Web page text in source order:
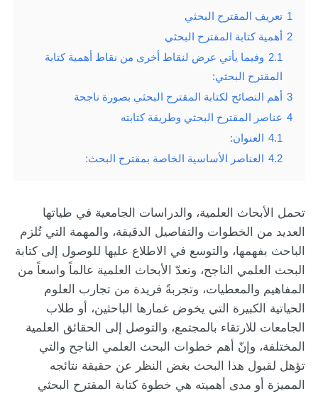
1 تعريف المقترح البحثي
2 أهمية كتابة المقترح البحثي
2.1 وفيما يأتي عرض لنقاط أخرى من نقاط أهمية كتابة
المقترح البحثي:
3 أهم النصائح لكتابة المقترح البحثي بصورة ناجحة
4 عناصر المقترح البحثي وطريقة كتابته
4.1 العنوان:
4.2 العناصر الأساسية الخاصة بمقترح البحث:
تحمل الأبحاث العلمية، والدراسات الجامعية في طياتها
العديد من الخطوات والتفاصيل الدقيقة، والمهمة التي تُلزم
الباحث بفهمها، والتوسع في الاطلاع عليها للوصول إلى كتابة
البحث العلمي الناجح، وتعدّ الأبحاث العلمية عالماً واسعاً من
المفاهيم والمعطيات، وتجربةً فريدة من تجارب العلوم
الحياتية الكبيرة التي يخوض غمارها الباحثين، أو طلاب
الجامعات للارتقاء بالمجتمع، والتوصل إلى الحقائق العلمية
المختلفة، وإنّ أهم خطوات البحث العلمي الناجح والتي
تؤهل لقبول هذا البحث بغض النظر عن حقيقة نتائجه
المميزة أو مدى أهميته هي خطوة كتابة المقترح البحثي